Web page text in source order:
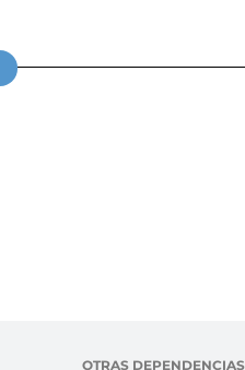
OTRAS DEPENDENCIAS